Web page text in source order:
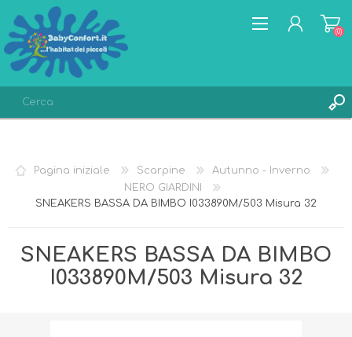
LISTA DEI DESIDERI
(0)
Pagina iniziale Scarpine
Autunno - Inverno
NERO GIARDINI
SNEAKERS BASSA DA BIMBO I033890M/503 Misura 32
SNEAKERS BASSA DA BIMBO
I033890M/503 Misura 32